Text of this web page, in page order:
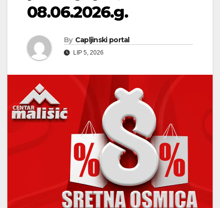
08.06.2026.g.
By Capljinski portal
LIP 5, 2026